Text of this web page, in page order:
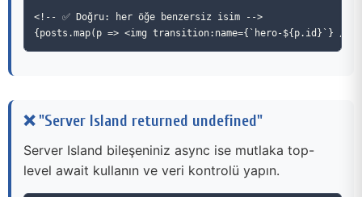
<!-- ✅ Doğru: her öğe benzersiz isim -->
❌ "Server Island returned undefined"
Server Island bileşeniniz async ise mutlaka top-
level await kullanın ve veri kontrolü yapın.